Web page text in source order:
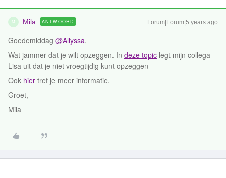
M Mila ANTWOORD Forum|Forum|5 years ago
Goedemiddag @Allyssa,
Wat jammer dat je wilt opzeggen. In deze topic legt mijn collega
Lisa uit dat je niet vroegtijdig kunt opzeggen
Ook hier tref je meer informatie.
Groet,
Mila